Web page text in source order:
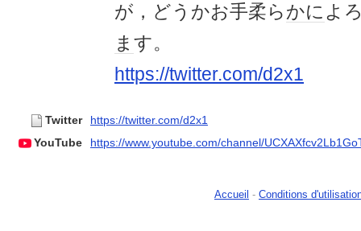
が，どうかお手柔らかに よ
ま す。
https://twitter.com/d2x1
Twitter
https://twitter.com/d2x1
YouTube
https://www.youtube.com/channel/
Accueil - Conditions